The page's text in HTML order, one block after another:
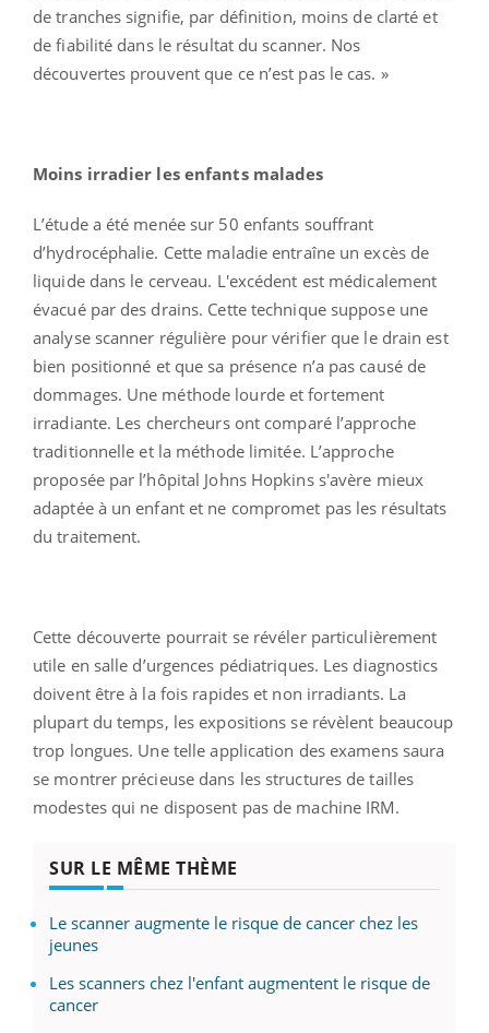
de tranches signifie, par définition, moins de clarté et
de fiabilité dans le résultat du scanner. Nos
découvertes prouvent que ce n’est pas le cas. »
Moins irradier les enfants malades
L’étude a été menée sur 50 enfants souffrant
d’hydrocéphalie. Cette maladie entraîne un excès de
liquide dans le cerveau. L'excédent est médicalement
évacué par des drains. Cette technique suppose une
analyse scanner régulière pour vérifier que le drain est
bien positionné et que sa présence n’a pas causé de
dommages. Une méthode lourde et fortement
irradiante. Les chercheurs ont comparé l’approche
traditionnelle et la méthode limitée. L’approche
proposée par l’hôpital Johns Hopkins s'avère mieux
adaptée à un enfant et ne compromet pas les résultats
du traitement.
Cette découverte pourrait se révéler particulièrement
utile en salle d’urgences pédiatriques. Les diagnostics
doivent être à la fois rapides et non irradiants. La
plupart du temps, les expositions se révèlent beaucoup
trop longues. Une telle application des examens saura
se montrer précieuse dans les structures de tailles
modestes qui ne disposent pas de machine IRM.
SUR LE MÊME THÈME
Le scanner augmente le risque de cancer chez les
jeunes
Les scanners chez l'enfant augmentent le risque de
cancer